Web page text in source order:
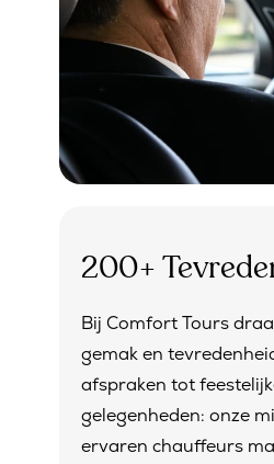
200+
Bij Comfort Tours
gemak en
afspraken tot
gelegenheden: onze
ervaren chauffeurs